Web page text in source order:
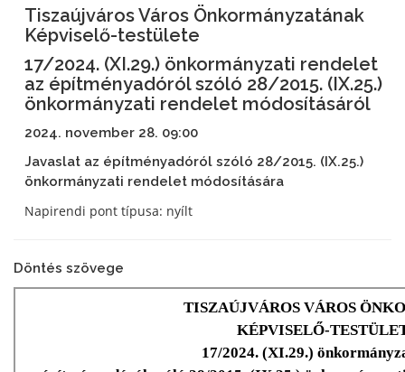
Tiszaújváros Város Önkormányzatának
Képviselő-testülete
17/2024. (XI.29.) önkormányzati rendelet
az építményadóról szóló 28/2015. (IX.25.)
önkormányzati rendelet módosításáról
2024. november 28. 09:00
Javaslat az építményadóról szóló 28/2015. (IX.25.)
önkormányzati rendelet módosítására
Napirendi pont típusa: nyílt
Döntés szövege